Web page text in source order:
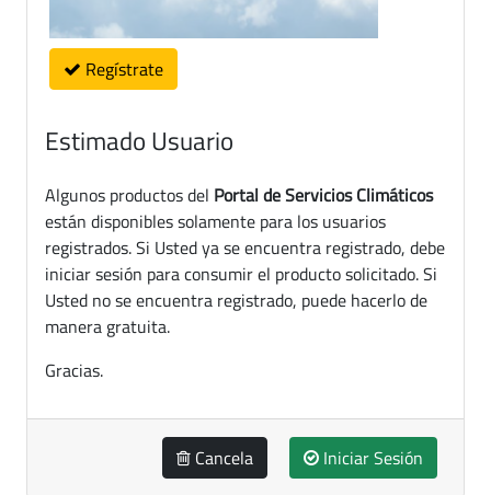
Regístrate
Estimado Usuario
Algunos productos del Portal de Servicios Climáticos
están disponibles solamente para los usuarios
registrados. Si Usted ya se encuentra registrado, debe
iniciar sesión para consumir el producto solicitado. Si
Usted no se encuentra registrado, puede hacerlo de
manera gratuita.
Gracias.
Cancela Iniciar Sesión